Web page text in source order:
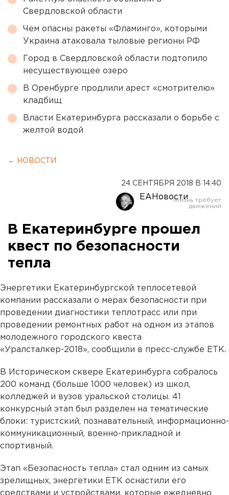
Свердловской области
Чем опасны ракеты «Фламинго», которыми
Украина атаковала тыловые регионы РФ
Город в Свердловской области подтопило
несуществующее озеро
В Оренбурге продлили арест «смотрителю»
кладбищ
Власти Екатеринбурга рассказали о борьбе с
желтой водой
← НОВОСТИ
24 СЕНТЯБРЯ 2018 В 14:40
ЕАНовости
В Екатеринбурге прошел
квест по безопасности
тепла
Энергетики Екатеринбургской теплосетевой
компании рассказали о мерах безопасности при
проведении диагностики теплотрасс или при
проведении ремонтных работ на одном из этапов
молодежного городского квеста
«Уралсталкер-2018», сообщили в пресс-службе ЕТК.
В Историческом сквере Екатеринбурга собралось
200 команд (больше 1000 человек) из школ,
колледжей и вузов уральской столицы. 41
конкурсный этап был разделен на тематические
блоки: туристский, познавательный, информационно-
коммуникационный, военно-прикладной и
спортивный.
Этап «Безопасность тепла» стал одним из самых
зрелищных, энергетики ЕТК оснастили его
средствами и устройствами, которые ежедневно